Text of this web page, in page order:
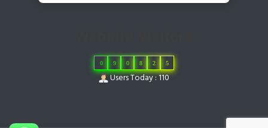
0 9 0 8 2 5
Users Today : 110